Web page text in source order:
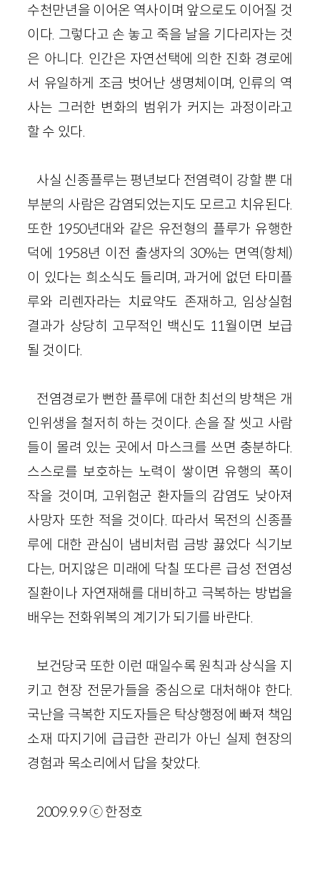
수천만년을 이어온 역사이며 앞으로도 이어질 것
이다. 그렇다고 손 놓고 죽을 날을 기다리자는 것
은 아니다. 인간은 자연선택에 의한 진화 경로에
서 유일하게 조금 벗어난 생명체이며, 인류의 역
사는 그러한 변화의 범위가 커지는 과정이라고
할 수 있다.
사실 신종플루는 평년보다 전염력이 강할 뿐 대
부분의 사람은 감염되었는지도 모르고 치유된다.
또한 1950년대와 같은 유전형의 플루가 유행한
덕에 1958년 이전 출생자의 30%는 면역(항체)
이 있다는 희소식도 들리며, 과거에 없던 타미플
루와 리렌자라는 치료약도 존재하고, 임상실험
결과가 상당히 고무적인 백신도 11월이면 보급
될 것이다.
전염경로가 뻔한 플루에 대한 최선의 방책은 개
인위생을 철저히 하는 것이다. 손을 잘 씻고 사람
들이 몰려 있는 곳에서 마스크를 쓰면 충분하다.
스스로를 보호하는 노력이 쌓이면 유행의 폭이
작을 것이며, 고위험군 환자들의 감염도 낮아져
사망자 또한 적을 것이다. 따라서 목전의 신종플
루에 대한 관심이 냄비처럼 금방 끓었다 식기보
다는, 머지않은 미래에 닥칠 또다른 급성 전염성
질환이나 자연재해를 대비하고 극복하는 방법을
배우는 전화위복의 계기가 되기를 바란다.
보건당국 또한 이런 때일수록 원칙과 상식을 지
키고 현장 전문가들을 중심으로 대처해야 한다.
국난을 극복한 지도자들은 탁상행정에 빠져 책임
소재 따지기에 급급한 관리가 아닌 실제 현장의
경험과 목소리에서 답을 찾았다.
2009.9.9 ⓒ 한정호